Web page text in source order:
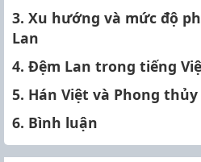
3. Xu hướng và mức độ
Lan
4. Đệm Lan trong tiếng
5. Hán Việt và Phong thủy
6. Bình luận